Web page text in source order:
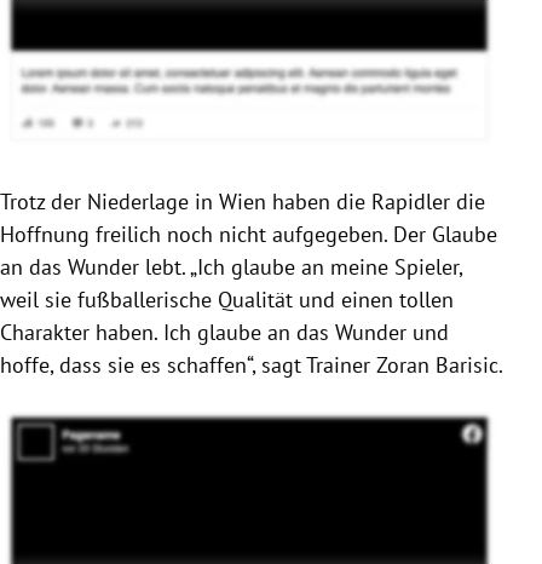
Trotz der Niederlage in Wien haben die Rapidler die
Hoffnung freilich noch nicht aufgegeben. Der Glaube
an das Wunder lebt. „Ich glaube an meine Spieler,
weil sie fußballerische Qualität und einen tollen
Charakter haben. Ich glaube an das Wunder und
hoffe, dass sie es schaffen“, sagt Trainer Zoran Barisic.